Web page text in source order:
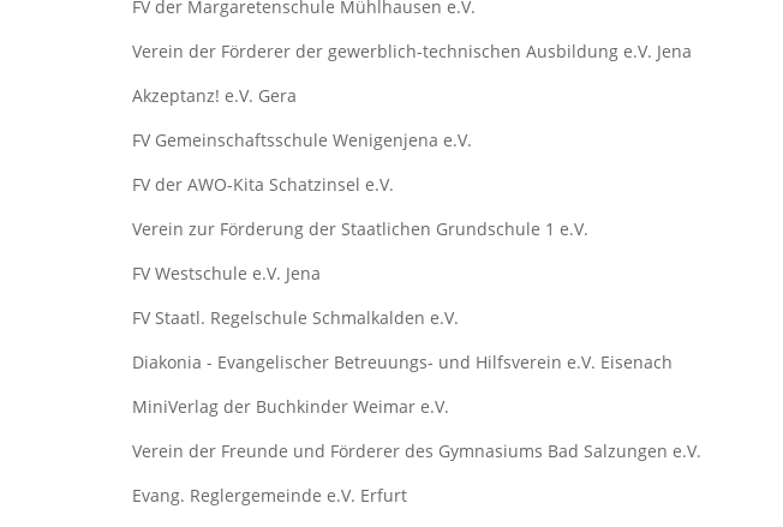
FV der Margaretenschule Mühlhausen e.V.
Verein der Förderer der gewerblich-technischen Ausbildung e.V. Jena
Akzeptanz! e.V. Gera
FV Gemeinschaftsschule Wenigenjena e.V.
FV der AWO-Kita Schatzinsel e.V.
Verein zur Förderung der Staatlichen Grundschule 1 e.V.
FV Westschule e.V. Jena
FV Staatl. Regelschule Schmalkalden e.V.
Diakonia - Evangelischer Betreuungs- und Hilfsverein e.V. Eisenach
MiniVerlag der Buchkinder Weimar e.V.
Verein der Freunde und Förderer des Gymnasiums Bad Salzungen e.V.
Evang. Reglergemeinde e.V. Erfurt